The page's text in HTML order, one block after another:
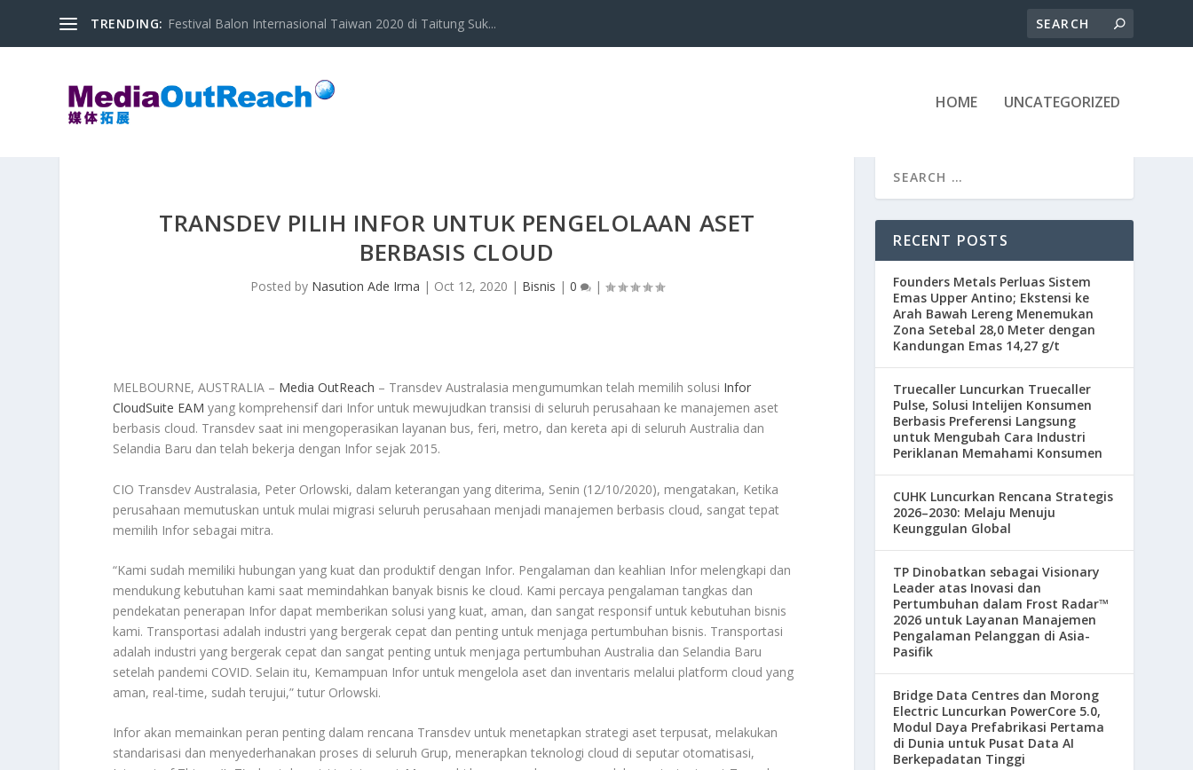
TRENDING: Festival Balon Internasional Taiwan 2020 di Taitung Suk...
HOME UNCATEGORIZED
TRANSDEV PILIH INFOR UNTUK PENGELOLAAN ASET
BERBASIS CLOUD
Posted by Nasution Ade Irma | Oct 12, 2020 | Bisnis | 0 |
MELBOURNE, AUSTRALIA – Media OutReach – Transdev Australasia mengumumkan telah memilih solusi Infor
CloudSuite EAM yang komprehensif dari Infor untuk mewujudkan transisi di seluruh perusahaan ke manajemen aset
berbasis cloud. Transdev saat ini mengoperasikan layanan bus, feri, metro, dan kereta api di seluruh Australia dan
Selandia Baru dan telah bekerja dengan Infor sejak 2015.
CIO Transdev Australasia, Peter Orlowski, dalam keterangan yang diterima, Senin (12/10/2020), mengatakan, Ketika
perusahaan memutuskan untuk mulai migrasi seluruh perusahaan menjadi manajemen berbasis cloud, sangat tepat
memilih Infor sebagai mitra.
“Kami sudah memiliki hubungan yang kuat dan produktif dengan Infor. Pengalaman dan keahlian Infor melengkapi dan
mendukung kebutuhan kami saat memindahkan banyak bisnis ke cloud. Kami percaya pengalaman tangkas dan
pendekatan penerapan Infor dapat memberikan solusi yang kuat, aman, dan sangat responsif untuk kebutuhan bisnis
kami. Transportasi adalah industri yang bergerak cepat dan penting untuk menjaga pertumbuhan bisnis. Transportasi
adalah industri yang bergerak cepat dan sangat penting untuk menjaga pertumbuhan Australia dan Selandia Baru
setelah pandemi COVID. Selain itu, Kemampuan Infor untuk mengelola aset dan inventaris melalui platform cloud yang
aman, real-time, sudah terujui,” tutur Orlowski.
Infor akan memainkan peran penting dalam rencana Transdev untuk menetapkan strategi aset terpusat, melakukan
standarisasi dan menyederhanakan proses di seluruh Grup, menerapkan teknologi cloud di seputar otomatisasi,
RECENT POSTS
Founders Metals Perluas Sistem
Emas Upper Antino; Ekstensi ke
Arah Bawah Lereng Menemukan
Zona Setebal 28,0 Meter dengan
Kandungan Emas 14,27 g/t
Truecaller Luncurkan Truecaller
Pulse, Solusi Intelijen Konsumen
Berbasis Preferensi Langsung
untuk Mengubah Cara Industri
Periklanan Memahami Konsumen
CUHK Luncurkan Rencana Strategis
2026–2030: Melaju Menuju
Keunggulan Global
TP Dinobatkan sebagai Visionary
Leader atas Inovasi dan
Pertumbuhan dalam Frost Radar™
2026 untuk Layanan Manajemen
Pengalaman Pelanggan di Asia-
Pasifik
Bridge Data Centres dan Morong
Electric Luncurkan PowerCore 5.0,
Modul Daya Prefabrikasi Pertama
di Dunia untuk Pusat Data AI
Berkepadatan Tinggi